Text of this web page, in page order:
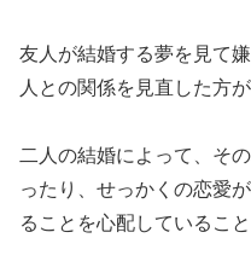
友人が結婚する夢を見て
人との関係を見直した方
二人の結婚によって、そ
ったり、せっかくの恋愛
ることを心配しているこ